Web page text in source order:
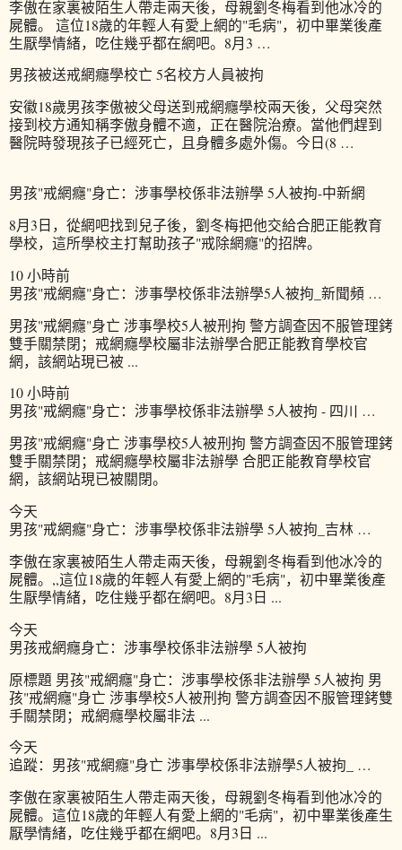
李傲在家裏被陌生人帶走兩天後，母親劉冬梅看到他冰冷的
屍體。 這位18歲的年輕人有愛上網的"毛病"，初中畢業後產
生厭學情緒，吃住幾乎都在網吧。8月3 …
男孩被送戒網癮學校亡 5名校方人員被拘
安徽18歲男孩李傲被父母送到戒網癮學校兩天後，父母突然
接到校方通知稱李傲身體不適，正在醫院治療。當他們趕到
醫院時發現孩子已經死亡，且身體多處外傷。今日(8 …
男孩"戒網癮"身亡：涉事學校係非法辦學 5人被拘-中新網
8月3日，從網吧找到兒子後，劉冬梅把他交給合肥正能教育
學校，這所學校主打幫助孩子"戒除網癮"的招牌。
10 小時前
男孩"戒網癮"身亡：涉事學校係非法辦學5人被拘_新聞頻 …
男孩"戒網癮"身亡 涉事學校5人被刑拘 警方調查因不服管理銬
雙手關禁閉；戒網癮學校屬非法辦學合肥正能教育學校官
網，該網站現已被 ...
10 小時前
男孩"戒網癮"身亡：涉事學校係非法辦學 5人被拘 - 四川 …
男孩"戒網癮"身亡 涉事學校5人被刑拘 警方調查因不服管理銬
雙手關禁閉；戒網癮學校屬非法辦學 合肥正能教育學校官
網，該網站現已被關閉。
今天
男孩"戒網癮"身亡：涉事學校係非法辦學 5人被拘_吉林 …
李傲在家裏被陌生人帶走兩天後，母親劉冬梅看到他冰冷的
屍體。,,這位18歲的年輕人有愛上網的"毛病"，初中畢業後產
生厭學情緒，吃住幾乎都在網吧。8月3日 ...
今天
男孩戒網癮身亡：涉事學校係非法辦學 5人被拘
原標題 男孩"戒網癮"身亡：涉事學校係非法辦學 5人被拘 男
孩"戒網癮"身亡 涉事學校5人被刑拘 警方調查因不服管理銬雙
手關禁閉；戒網癮學校屬非法 ...
今天
追蹤：男孩"戒網癮"身亡 涉事學校係非法辦學5人被拘_ …
李傲在家裏被陌生人帶走兩天後，母親劉冬梅看到他冰冷的
屍體。這位18歲的年輕人有愛上網的"毛病"，初中畢業後產生
厭學情緒，吃住幾乎都在網吧。8月3日 ...